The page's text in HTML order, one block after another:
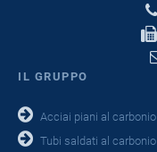
IL GRUPPO
Acciai piani al carbonio
Tubi saldati al carbonio